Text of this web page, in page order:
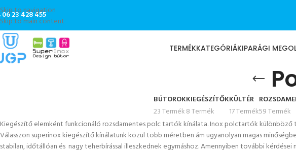
Skip to navigation
Skip to main content
06 23 428 455
TERMÉKKATEGÓRIÁKIPARÁGI
BÚTOROK
23 Termék
KIEGÉSZÍTŐK
8 Termék
KÜLTÉR
17 Termék59 Termék
Kiegészítő elemként funkcionáló rozsdamentes polc tartók kínálata. Inox polctartók különböző
Válasszon superinox kiegészítő kínálatunk közül több méretben ám ugyanolyan magas
stabilan, időtállóan és nagy teherbírással illeszkednek egymáshoz. Amennyiben további